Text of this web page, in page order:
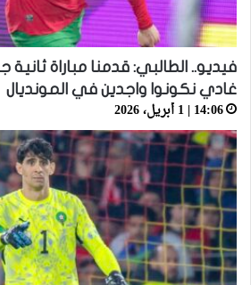
فيديو.. الطالبي: قدمنا مباراة ثانية
غادي نكونوا واجدين في المونديال
14:06 | 1 أبريل، 2026